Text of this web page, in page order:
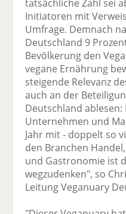
tatsächliche Zahl sei
Initiatoren mit
Umfrage. Demnach
Deutschland 9
Bevölkerung den
vegane Ernährung
steigende Relevanz
auch an der
Deutschland ablesen:
Unternehmen und
Jahr mit - doppelt so
den Branchen
und Gastronomie ist
wegzudenken", so
Leitung Veganuary